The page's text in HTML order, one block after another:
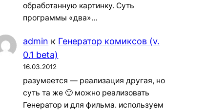
обработанную картинку. Суть
программы «два»…
admin к Генератор комиксов (v.
0.1 beta)
16.03.2012
разумеется — реализация другая, но
суть та же 🙂 можно реализовать
Генератор и для фильма. используем